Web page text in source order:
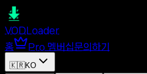
VODLoader
홈
Pro 멤버십문의하기
🇰🇷KO